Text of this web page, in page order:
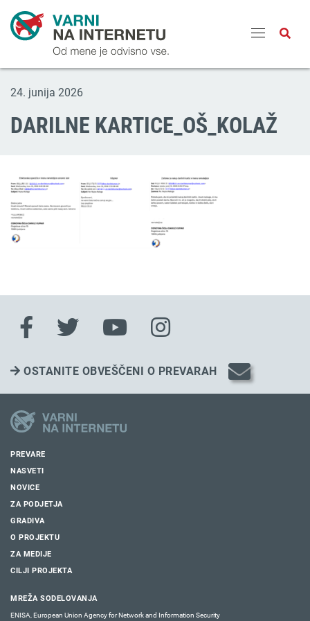
24. junija 2026
DARILNE KARTICE_OŠ_KOLAŽ
OSTANITE OBVEŠČENI O PREVARAH
PREVARE
NASVETI
NOVICE
ZA PODJETJA
GRADIVA
O PROJEKTU
ZA MEDIJE
CILJI PROJEKTA
MREŽA SODELOVANJA
ENISA, European Union Agency for Network and Information Security